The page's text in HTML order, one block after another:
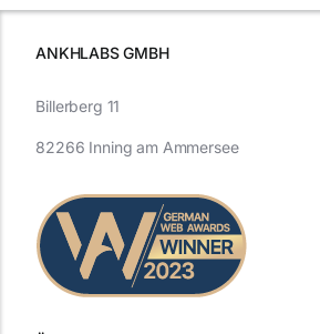
ANKHLABS GMBH
Billerberg 11
82266 Inning am Ammersee